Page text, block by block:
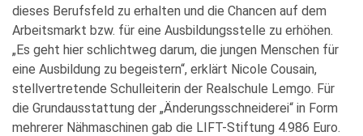
dieses Berufsfeld zu erhalten und die Chancen auf dem
Arbeitsmarkt bzw. für eine Ausbildungsstelle zu erhöhen.
„Es geht hier schlichtweg darum, die jungen Menschen für
eine Ausbildung zu begeistern“, erklärt Nicole Cousain,
stellvertretende Schulleiterin der Realschule Lemgo. Für
die Grundausstattung der „Änderungsschneiderei“ in Form
mehrerer Nähmaschinen gab die LIFT-Stiftung 4.986 Euro.